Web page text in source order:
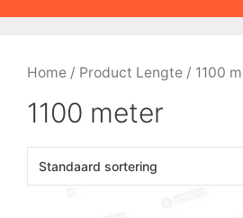
Home / Product Lengte / 1100
1100 meter